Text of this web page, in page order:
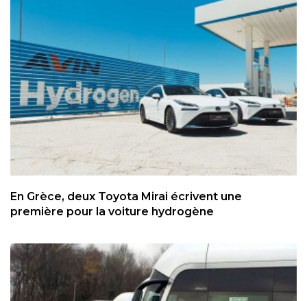
En Grèce, deux Toyota Mirai écrivent une
première pour la voiture hydrogène